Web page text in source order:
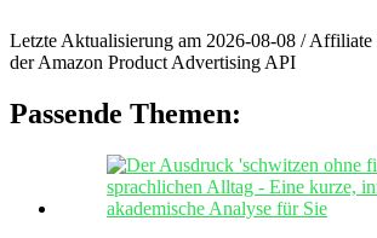
Letzte Aktualisierung am 2026-08-08 /
der Amazon Product Advertising API
Passende Themen: